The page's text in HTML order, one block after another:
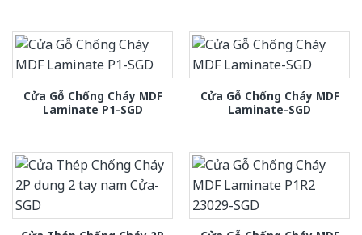
Cửa Gỗ Chống Cháy MDF
Laminate P1-SGD
Cửa Gỗ Chống Cháy MDF
Laminate-SGD